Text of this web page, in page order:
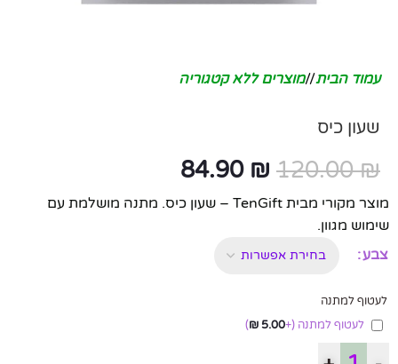
עמוד הבית/ מוצרים ללא קטגוריה
שעון כיס
120.00₪
84.90 ₪
מוצר מקורי מבית TenGift – שעון כיס. מתנה מושלמת עם
שימוש מגוון.
צבע
לעטוף למתנה
לעטוף למתנה (+
5.00
₪
)